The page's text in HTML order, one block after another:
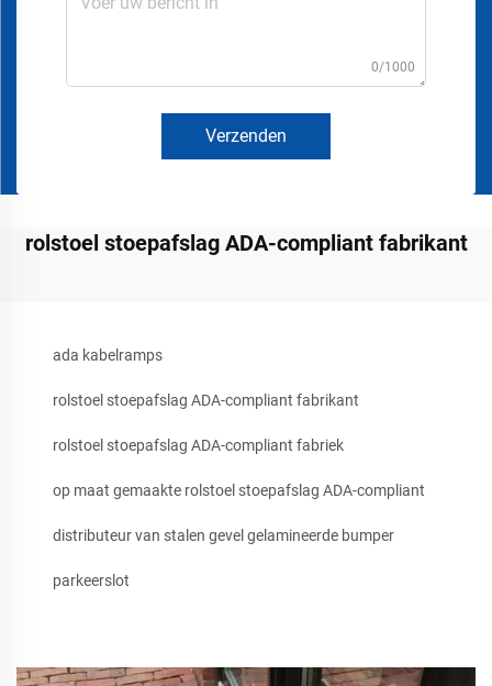
0/1000
Verzenden
rolstoel stoepafslag ADA-compliant fabrikant
ada kabelramps
rolstoel stoepafslag ADA-compliant fabrikant
rolstoel stoepafslag ADA-compliant fabriek
op maat gemaakte rolstoel stoepafslag ADA-compliant
distributeur van stalen gevel gelamineerde bumper
parkeerslot